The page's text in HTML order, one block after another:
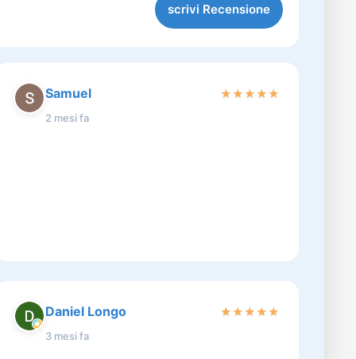
scrivi Recensione
Samuel
2 mesi fa
★★★★★
Daniel Longo
3 mesi fa
★★★★★